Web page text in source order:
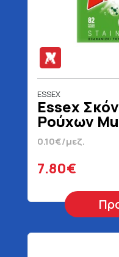
ESSEX
Essex
Ρούχων
3690 gr
0.10€/μεζ.
7.80€